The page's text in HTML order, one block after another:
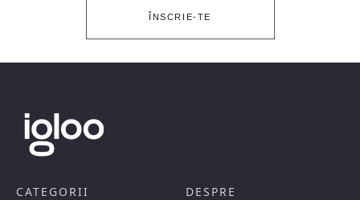
ÎNSCRIE-TE
CATEGORII
DESPRE